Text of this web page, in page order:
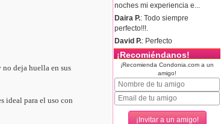
deja huella en sus
ideal para el uso con
noches mi experiencia e...
Daira P.: Todo siempre
perfecto!!!.
David P.: Perfecto
¡Recomiéndanos!
¡Recomienda Condonia.com a un
amigo!